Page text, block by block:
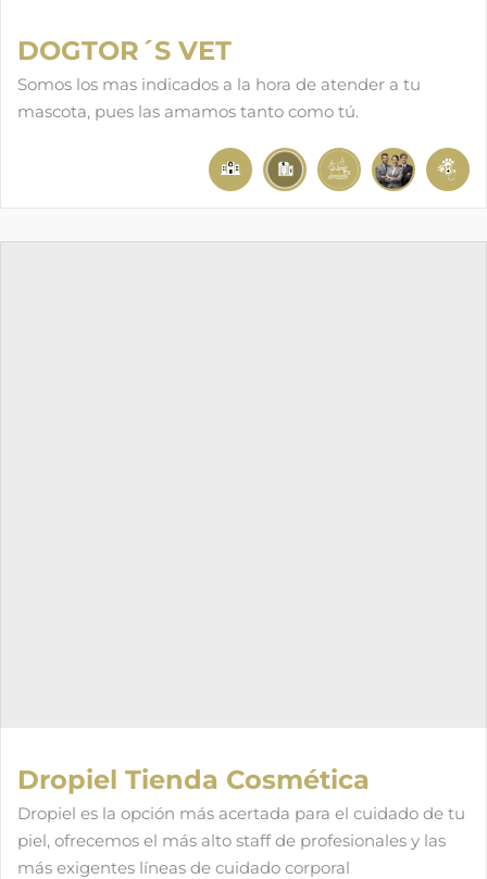
DOGTOR´S VET
Somos los mas indicados a la hora de atender a tu
mascota, pues las amamos tanto como tú.
Dropiel Tienda Cosmética
Dropiel es la opción más acertada para el cuidado de tu
piel, ofrecemos el más alto staff de profesionales y las
más exigentes líneas de cuidado corporal